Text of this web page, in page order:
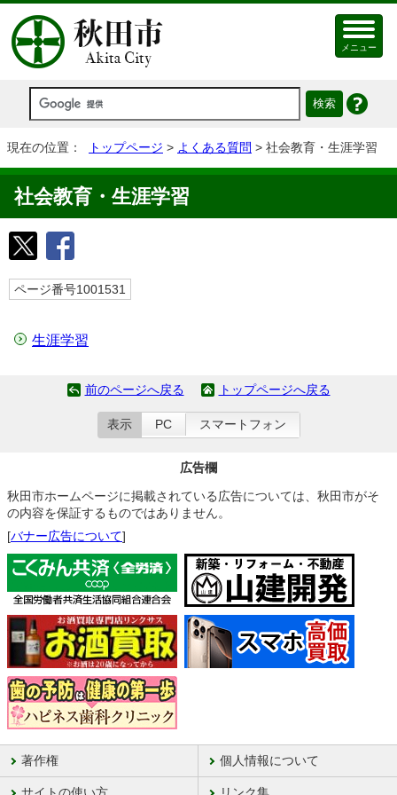
メニュー
現在の位置： トップページ > よくある質問 > 社会教育・生涯学習
社会教育・生涯学習
ページ番号1001531
生涯学習
前のページへ戻る トップページへ戻る
表示 PC スマートフォン
広告欄
秋田市ホームページに掲載されている広告については、秋田市がそ
の内容を保証するものではありません。
[バナー広告について]
著作権 個人情報について